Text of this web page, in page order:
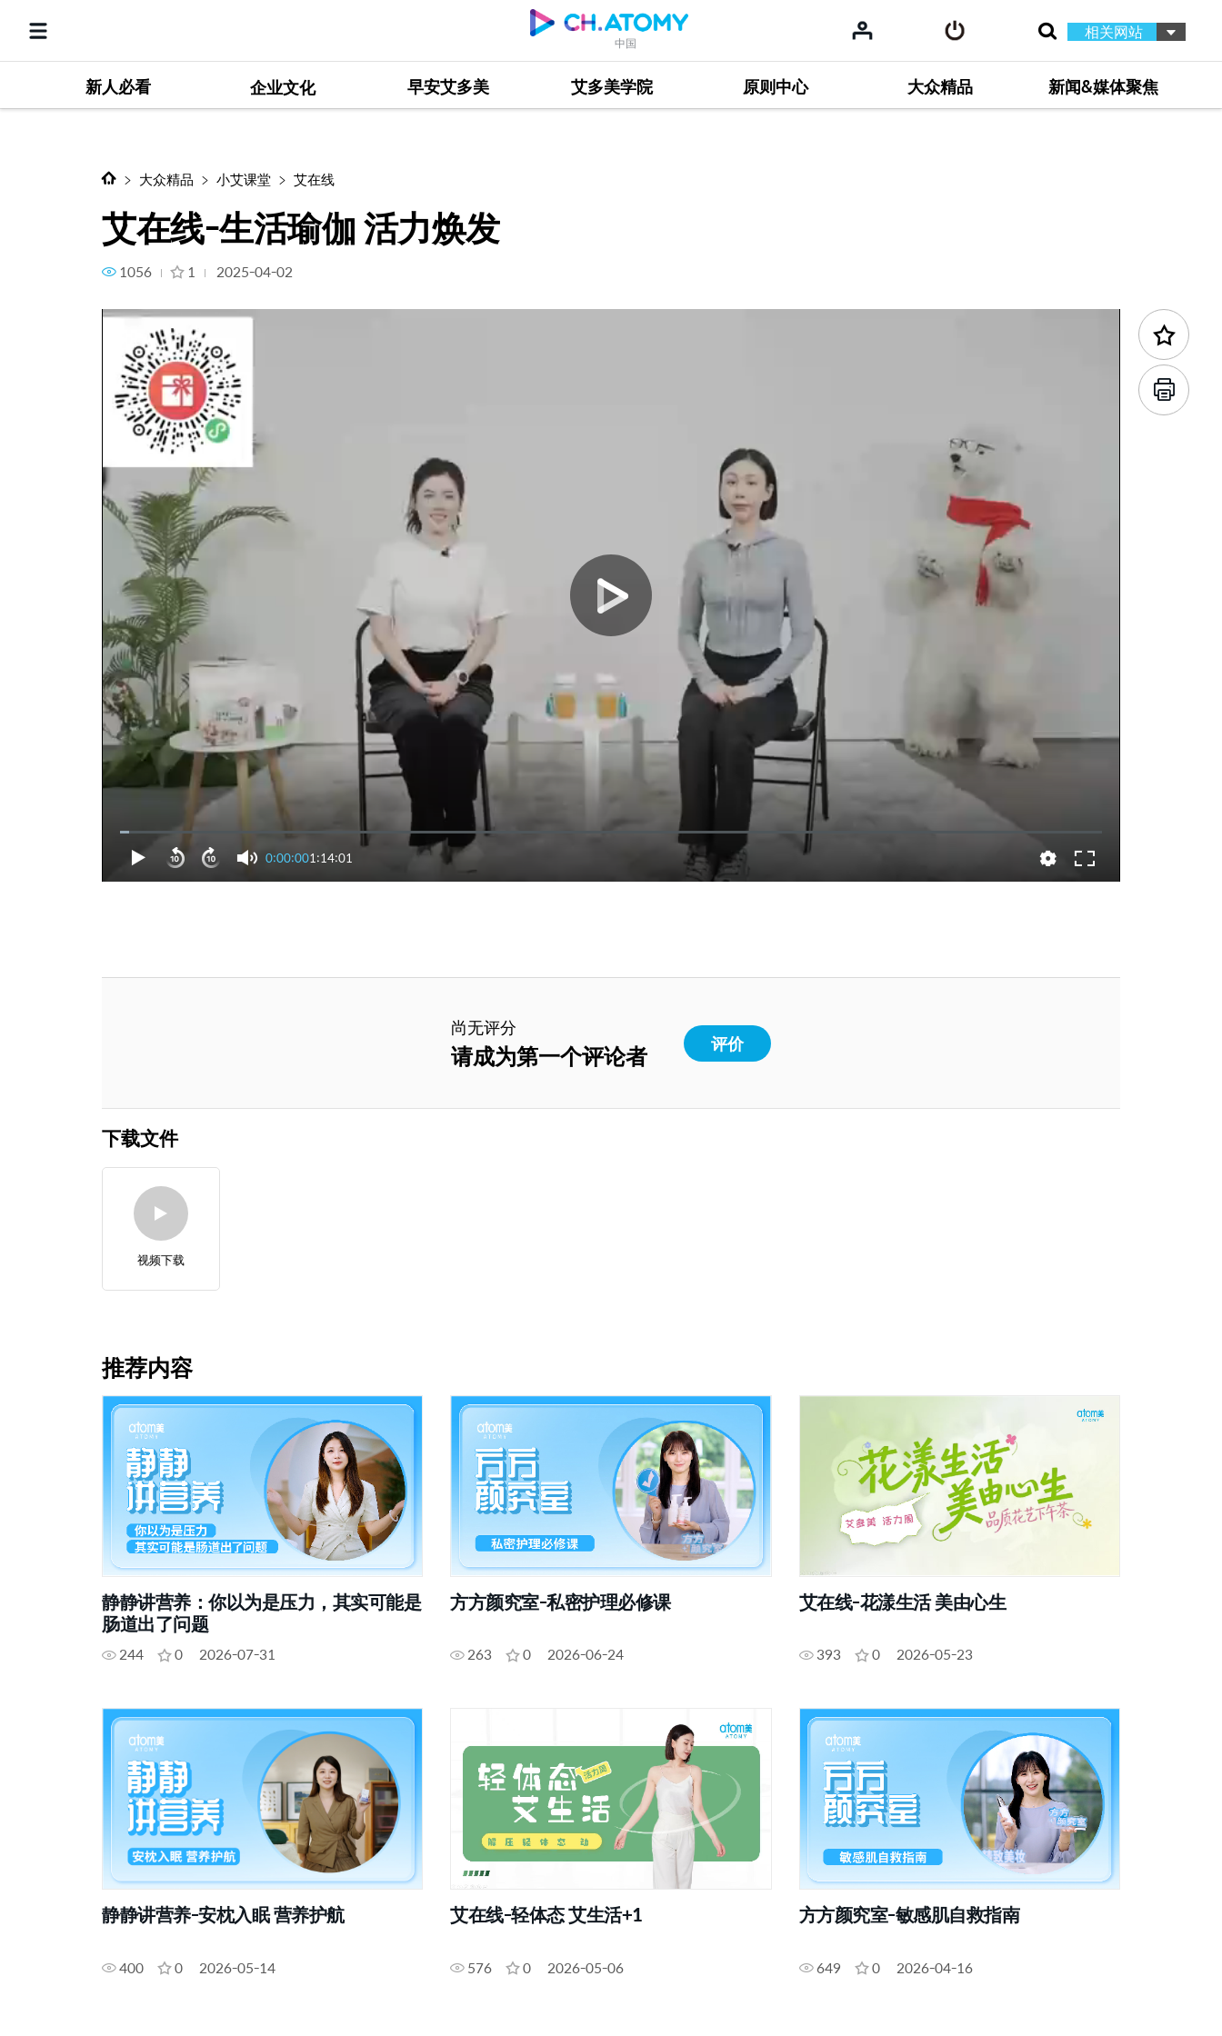
中国 相关网站
新人必看 企业文化 早安艾多美 艾多美学院 原则中心 大众精品 新闻&媒体聚焦
艾在线-生活瑜伽 活力焕发
大众精品 小艾课堂 艾在线
艾在线-生活瑜伽 活力焕发
1056 1 2025-04-02
0:00:001:14:01
尚无评分
请成为第一个评论者 评价
下载文件
视频下载
推荐内容
静静讲营养：你以为是压力，其实可能是
肠道出了问题
244 0 2026-07-31
方方颜究室-私密护理必修课
263 0 2026-06-24
艾在线-花漾生活 美由心生
393 0 2026-05-23
静静讲营养-安枕入眠 营养护航
400 0 2026-05-14
艾在线-轻体态 艾生活+1
576 0 2026-05-06
方方颜究室-敏感肌自救指南
649 0 2026-04-16